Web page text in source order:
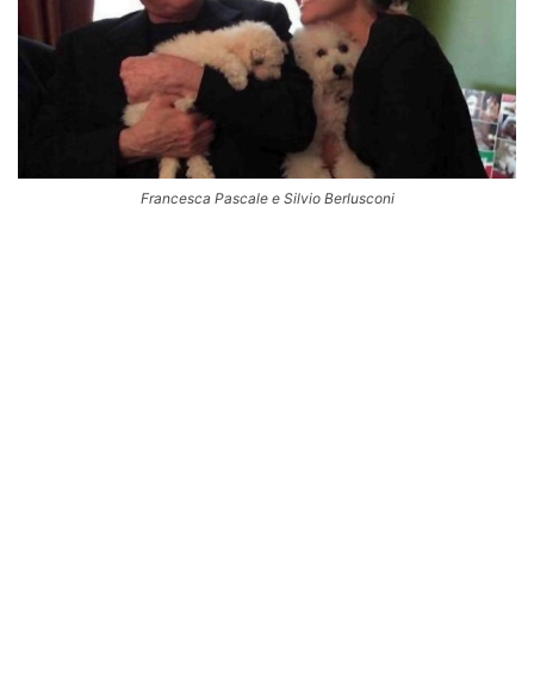
Francesca Pascale e Silvio Berlusconi